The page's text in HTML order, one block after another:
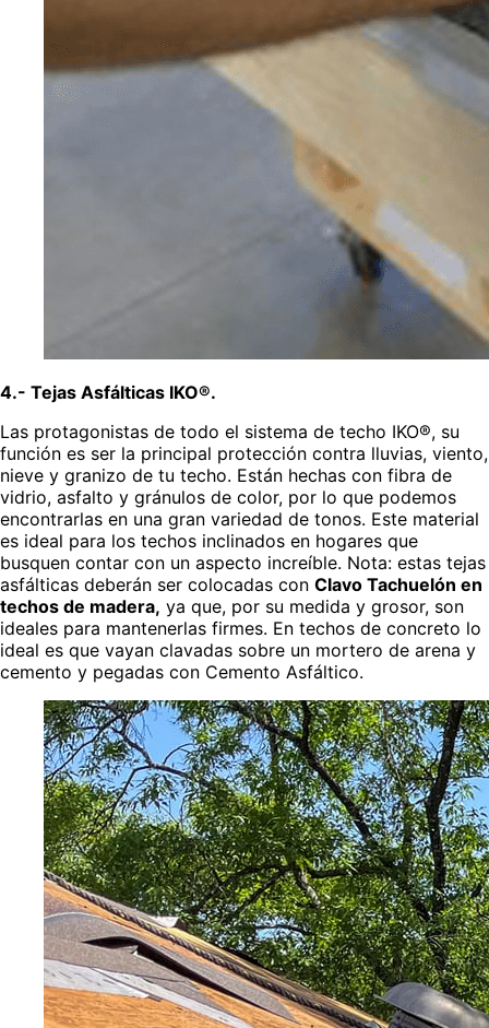
4.- Tejas Asfálticas IKO®.
Las protagonistas de todo el sistema de techo IKO®, su
función es ser la principal protección contra lluvias, viento,
nieve y granizo de tu techo. Están hechas con fibra de
vidrio, asfalto y gránulos de color, por lo que podemos
encontrarlas en una gran variedad de tonos. Este material
es ideal para los techos inclinados en hogares que
busquen contar con un aspecto increíble. Nota: estas tejas
asfálticas deberán ser colocadas con Clavo Tachuelón en
techos de madera, ya que, por su medida y grosor, son
ideales para mantenerlas firmes. En techos de concreto lo
ideal es que vayan clavadas sobre un mortero de arena y
cemento y pegadas con Cemento Asfáltico.